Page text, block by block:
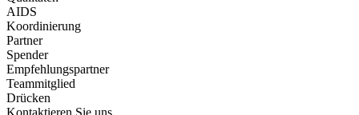
AIDS
Koordinierung
Partner
Spender
Empfehlungspartner
Teammitglied
Drücken